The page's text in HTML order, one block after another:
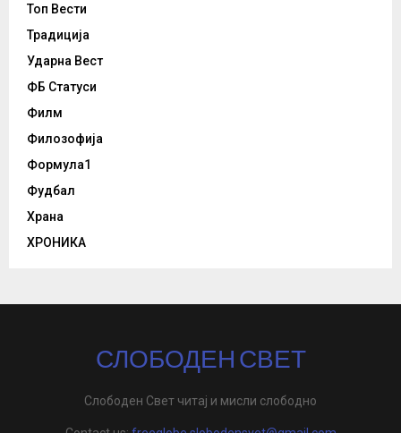
Топ Вести
Традиција
Ударна Вест
ФБ Статуси
Филм
Филозофија
Формула1
Фудбал
Храна
ХРОНИКА
СЛОБОДЕН СВЕТ
Слободен Свет читај и мисли слободно